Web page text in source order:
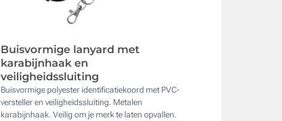
Buisvormige lanyard met
karabijnhaak en
veiligheidssluiting
Buisvormige polyester identificatiekoord met PVC-
versteller en veiligheidssluiting. Metalen
karabijnhaak. Veilig om je merk te laten opvallen.